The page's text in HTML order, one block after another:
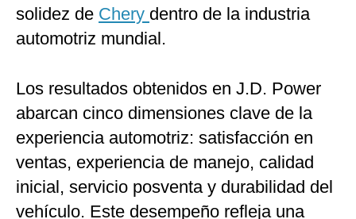
solidez de Chery dentro de la industria
automotriz mundial.
Los resultados obtenidos en J.D. Power
abarcan cinco dimensiones clave de la
experiencia automotriz: satisfacción en
ventas, experiencia de manejo, calidad
inicial, servicio posventa y durabilidad del
vehículo. Este desempeño refleja una